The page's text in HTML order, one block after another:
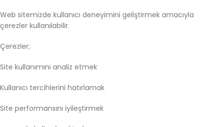
Web sitemizde kullanıcı deneyimini geliştirmek amacıyla
çerezler kullanılabilir.
Çerezler;
Site kullanımını analiz etmek
Kullanıcı tercihlerini hatırlamak
Site performansını iyileştirmek